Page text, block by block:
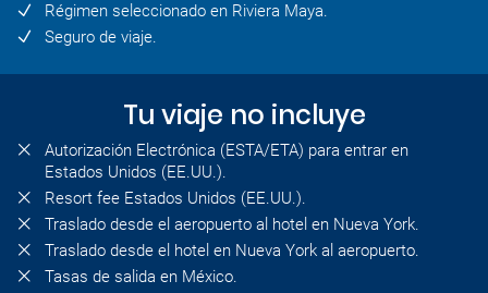
Régimen seleccionado en Riviera Maya.
Seguro de viaje.
Tu viaje no incluye
Autorización Electrónica (ESTA/ETA) para entrar en
Estados Unidos (EE.UU.).
Resort fee Estados Unidos (EE.UU.).
Traslado desde el aeropuerto al hotel en Nueva York.
Traslado desde el hotel en Nueva York al aeropuerto.
Tasas de salida en México.